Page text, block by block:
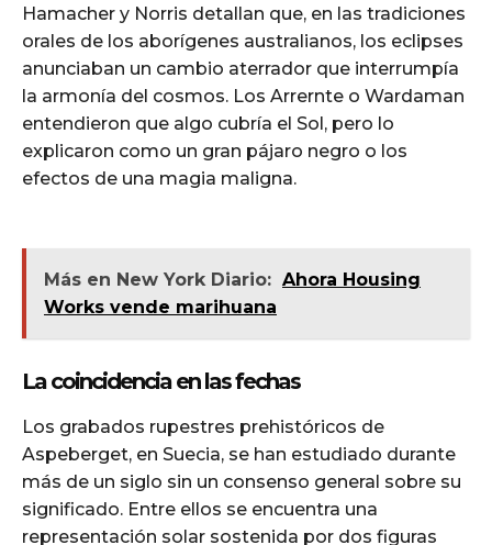
Hamacher y Norris detallan que, en las tradiciones
orales de los aborígenes australianos, los eclipses
anunciaban un cambio aterrador que interrumpía
la armonía del cosmos. Los Arrernte o Wardaman
entendieron que algo cubría el Sol, pero lo
explicaron como un gran pájaro negro o los
efectos de una magia maligna.
Más en New York Diario: Ahora Housing
Works vende marihuana
La coincidencia en las fechas
Los grabados rupestres prehistóricos de
Aspeberget, en Suecia, se han estudiado durante
más de un siglo sin un consenso general sobre su
significado. Entre ellos se encuentra una
representación solar sostenida por dos figuras